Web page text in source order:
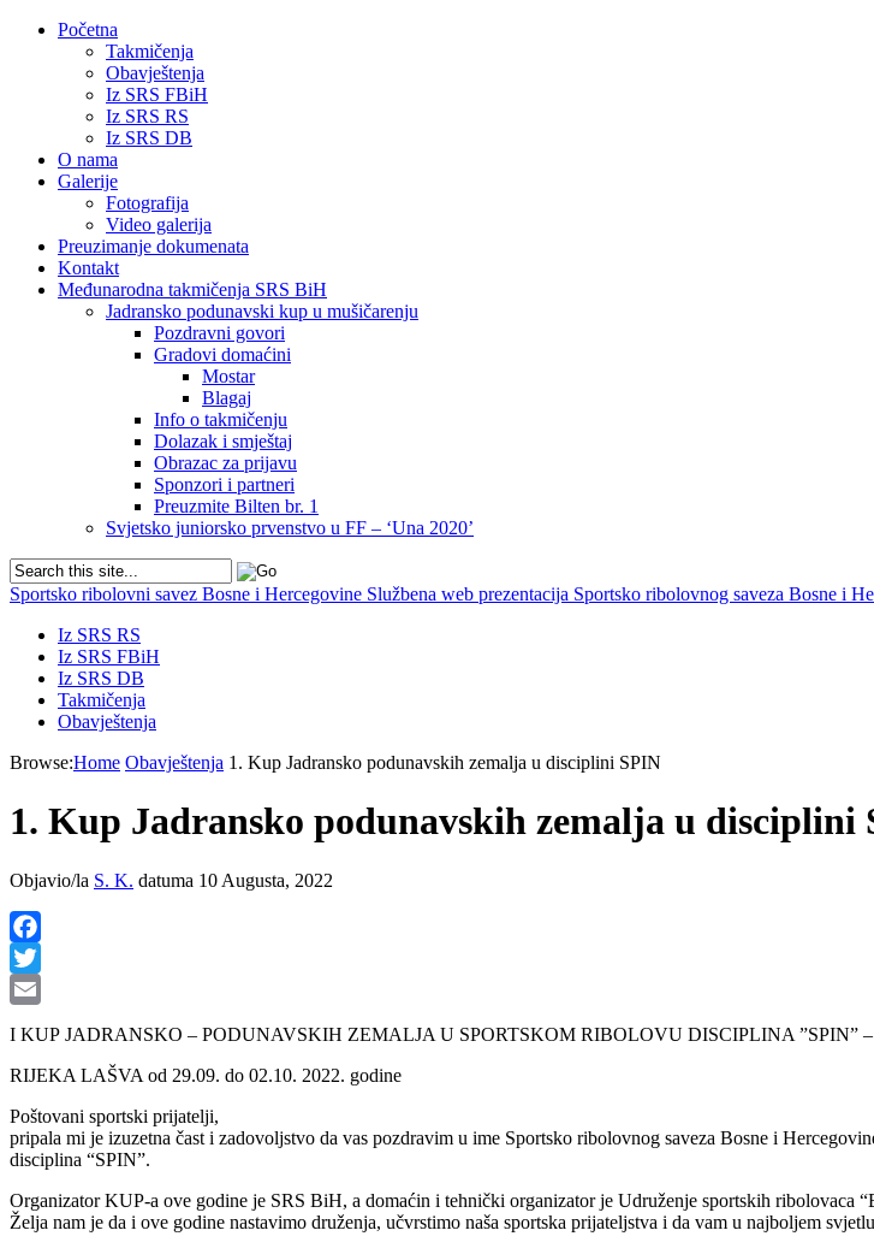
Početna
Takmičenja
Obavještenja
Iz SRS FBiH
Iz SRS RS
Iz SRS DB
O nama
Galerije
Fotografija
Video galerija
Preuzimanje dokumenata
Kontakt
Međunarodna takmičenja SRS BiH
Jadransko podunavski kup u mušičarenju
Pozdravni govori
Gradovi domaćini
Mostar
Blagaj
Info o takmičenju
Dolazak i smještaj
Obrazac za prijavu
Sponzori i partneri
Preuzmite Bilten br. 1
Svjetsko juniorsko prvenstvo u FF – ‘Una 2020’
Sportsko ribolovni savez Bosne i Hercegovine Službena web prezentacija Sportsko ribolovnog saveza Bosne i
Iz SRS RS
Iz SRS FBiH
Iz SRS DB
Takmičenja
Obavještenja
Browse:Home Obavještenja 1. Kup Jadransko podunavskih zemalja u disciplini SPIN
1. Kup Jadransko podunavskih zemalja u disciplini
Objavio/la S. K. datuma 10 Augusta, 2022
Facebook
Twitter
I KUP JADRANSKO – PODUNAVSKIH ZEMALJA U SPORTSKOM RIBOLOVU DISCIPLINA ”SPIN”
RIJEKA LAŠVA od 29.09. do 02.10. 2022. godine
Poštovani sportski prijatelji,
pripala mi je izuzetna čast i zadovoljstvo da vas pozdravim u ime Sportsko ribolovnog saveza Bosne i
disciplina “SPIN”.
Organizator KUP-a ove godine je SRS BiH, a domaćin i tehnički organizator je Udruženje sportskih ribolovaca
Želja nam je da i ove godine nastavimo druženja, učvrstimo naša sportska prijateljstva i da vam u najboljem